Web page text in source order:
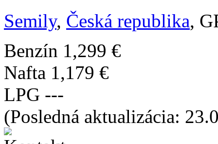
Semily, Česká republika,
Benzín 1,299 €
Nafta 1,179 €
LPG ---
(Posledná aktualizácia: